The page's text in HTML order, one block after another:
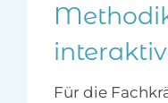
Für die